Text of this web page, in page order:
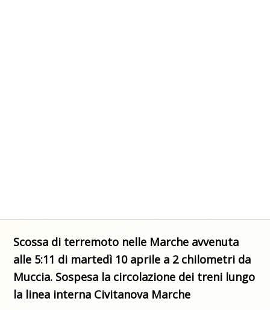
Scossa di terremoto nelle Marche avvenuta
alle 5:11 di martedì 10 aprile a 2 chilometri da
Muccia. Sospesa la circolazione dei treni lungo
la linea interna Civitanova Marche